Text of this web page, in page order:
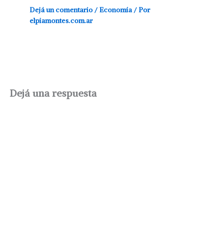
Dejá un comentario / Economía / Por
elpiamontes.com.ar
Dejá una respuesta